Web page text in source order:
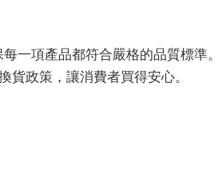
一項產品都符合嚴格的品質標準。
貨政策，讓消費者買得安心。